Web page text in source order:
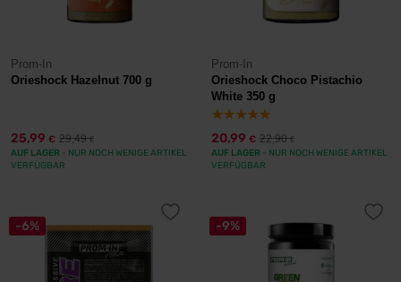
Prom-In
Orieshock Hazelnut 700 g
25,99 € 29,49€
AUF LAGER - NUR NOCH WENIGE ARTIKEL
VERFÜGBAR
Prom-In
Orieshock Choco Pistachio
White 350 g
20,99 € 22,90€
AUF LAGER - NUR NOCH WENIGE ARTIKEL
VERFÜGBAR
-6% -9%